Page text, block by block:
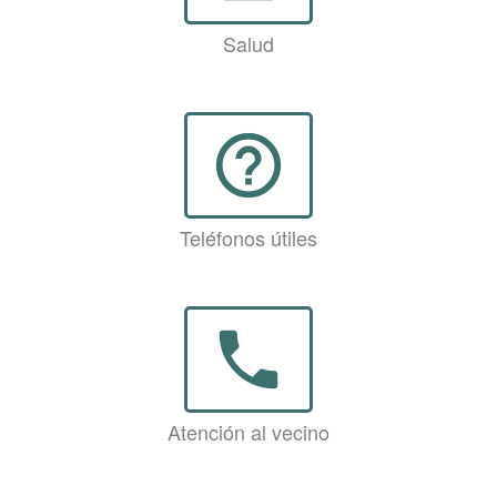
Salud
help_outline
Teléfonos útiles
phone
Atención al vecino